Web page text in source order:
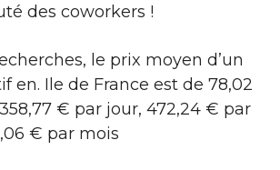
des coworkers !
le prix moyen d’un
en. Ile de France est de 78,02
€ par jour, 472,24 € par
€ par mois